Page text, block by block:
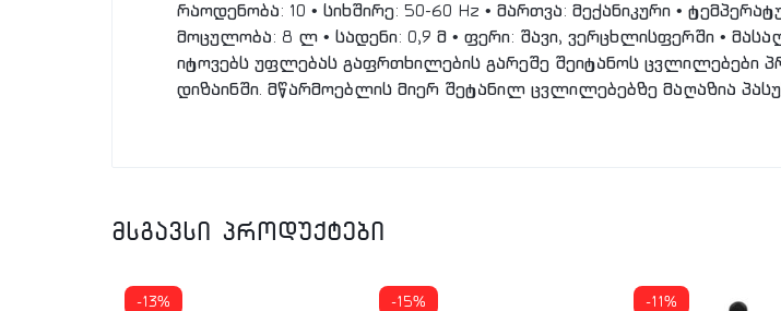
რაოდენობა: 10 • სიხშირე: 50-60 Hz • მართვა: მექანიკური •
მოცულობა: 8 ლ • სადენი: 0,9 მ • ფერი: შავი, ვერცხლისფერში •
იტოვებს უფლებას გაფრთხილების გარეშე შეიტანოს ცვლილებები
დიზაინში. მწარმოებლის მიერ შეტანილ ცვლილებებზე მაღაზია
მსგავსი პროდუქტები
-13% -15% -11%